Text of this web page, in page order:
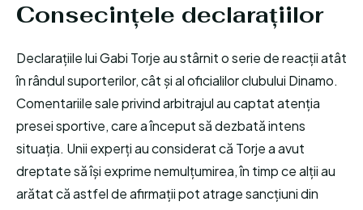
Consecințele declarațiilor
Declarațiile lui Gabi Torje au stârnit o serie de reacții atât
în rândul suporterilor, cât și al oficialilor clubului Dinamo.
Comentariile sale privind arbitrajul au captat atenția
presei sportive, care a început să dezbată intens
situația. Unii experți au considerat că Torje a avut
dreptate să își exprime nemulțumirea, în timp ce alții au
arătat că astfel de afirmații pot atrage sancțiuni din